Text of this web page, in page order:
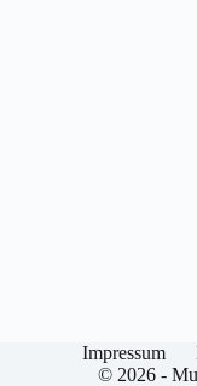
Impressum
© 2026 -